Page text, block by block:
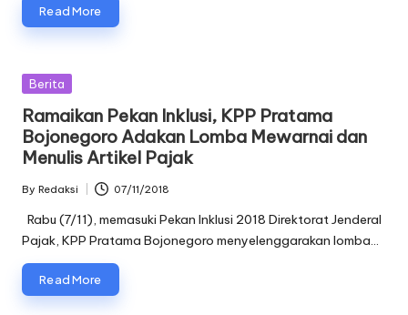
Read More
Posted
Berita
Ramaikan Pekan Inklusi, KPP Pratama
Bojonegoro Adakan Lomba Mewarnai dan
Menulis Artikel Pajak
Posted
by
By Redaksi 07/11/2018
Rabu (7/11), memasuki Pekan Inklusi 2018 Direktorat Jenderal
Pajak, KPP Pratama Bojonegoro menyelenggarakan lomba…
Read More